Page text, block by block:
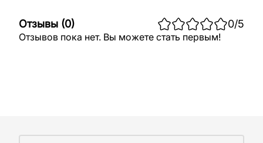
Отзывы (0) 0/5
Отзывов пока нет. Вы можете стать первым!